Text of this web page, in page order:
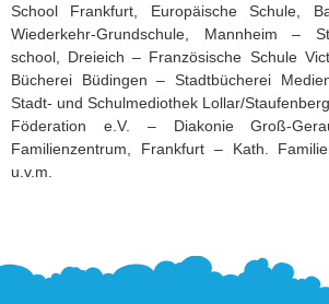
School Frankfurt, Europäische Schule,
Wiederkehr-Grundschule, Mannheim –
school, Dreieich – Französische Schule
Bücherei Büdingen – Stadtbücherei
Stadt- und Schulmediothek Lollar/
Föderation e.V. – Diakonie Groß-
Familienzentrum, Frankfurt – Kath.
u.v.m.